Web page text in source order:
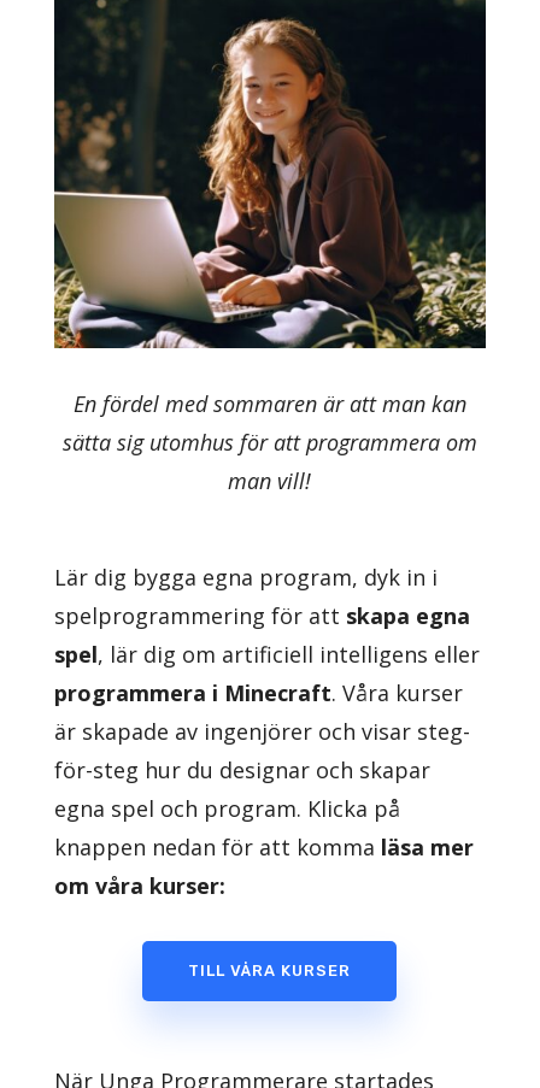
En fördel med sommaren är att man kan
sätta sig utomhus för att programmera om
man vill!
Lär dig bygga egna program, dyk in i
spelprogrammering för att skapa egna
spel, lär dig om artificiell intelligens eller
programmera i Minecraft. Våra kurser
är skapade av ingenjörer och visar steg-
för-steg hur du designar och skapar
egna spel och program. Klicka på
knappen nedan för att komma läsa mer
om våra kurser:
TILL VÅRA KURSER
När Unga Programmerare startades